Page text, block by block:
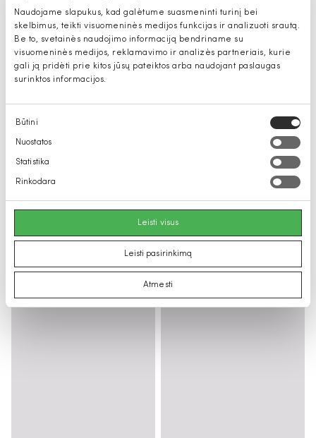
Naudojame slapukus, kad galėtume suasmeninti turinį bei
skelbimus, teikti visuomeninės medijos funkcijas ir analizuoti srautą.
Be to, svetainės naudojimo informaciją bendriname su
visuomeninės medijos, reklamavimo ir analizės partneriais, kurie
gali ją pridėti prie kitos jūsų pateiktos arba naudojant paslaugas
surinktos informacijos.
Sutikimo
pasirinkimas
Būtini
Nuostatos
Statistika
Rinkodara
Leisti visus
Leisti pasirinkimą
Atmesti